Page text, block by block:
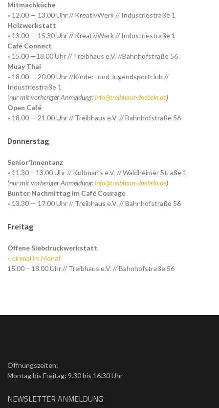
Mitmachküche
» 12.00 — 13.00 Uhr // KreativWerk // Industriestraße 1
Holzwerkstatt
» 13.00 — 15.30 Uhr // KreativWerk // Industriestraße 1
Café Connect
» 15.00 —18.00 Uhr // Treibhaus e.V. //Bahnhofstraße 56
Muay Thai
» 18.00 — 20.00 Uhr //Kinder- und Jugendsportclub //
Industriestraße 1
(nur mit vorheriger Anmeldung:info@treibhaus-doebeln.de)
Open Café
» 18.00 — 21.00 Uhr // Treibhaus e.V. // Bahnhofstraße 56
Donnerstag
Senior*innentanz
» 11.30 – 13.00 Uhr // Kultman's e.V. // Waldheimer Straße 1
(nur mit vorheriger Anmeldung:info@treibhaus-doebeln.de)
Bunter Nachmittag im Café Courage
» 13.30 — 17.00 Uhr // Treibhaus e.V. // Bahnhofstraße 56
Freitag
Offene Siebdruckwerkstatt
» einmal im Monat
15.00 – 18.00 Uhr // Treibhaus e.V. // Bahnhofstraße 56
Öffnungszeiten:
Montag bis Freitag: 9.30 bis 16.30 Uhr
NEWSLETTER ANMELDUNG